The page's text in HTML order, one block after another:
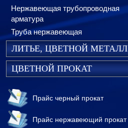
Нержавеющая трубопроводная
арматура
Труба нержавеющая
ЛИТЬЕ, ЦВЕТНОЙ МЕТАЛЛ
ЦВЕТНОЙ ПРОКАТ
Прайс черный прокат
Прайс нержавеющий прокат